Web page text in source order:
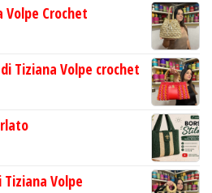
Volpe Crochet
Tiziana Volpe crochet
Volpe